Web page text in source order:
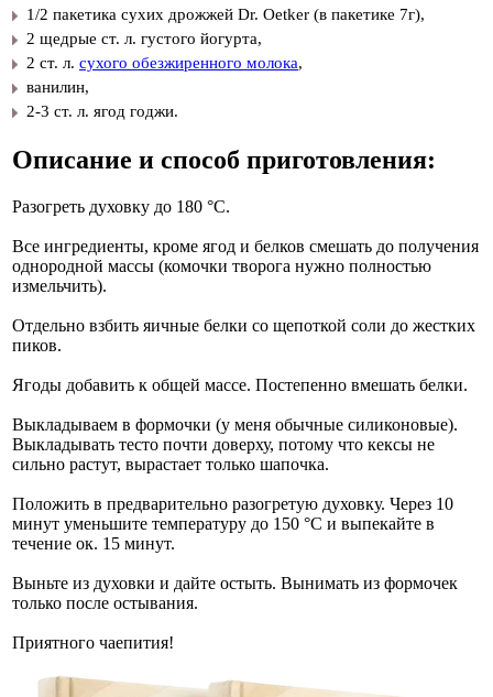
1/2 пакетика сухих дрожжей Dr. Oetker (в пакетике 7г),
2 щедрые ст. л. густого йогурта,
2 ст. л. сухого обезжиренного молока,
ванилин,
2-3 ст. л. ягод годжи.
Описание и способ приготовления:
Разогреть духовку до 180 °C.
Все ингредиенты, кроме ягод и белков смешать до получения
однородной массы (комочки творога нужно полностью
измельчить).
Отдельно взбить яичные белки со щепоткой соли до жестких
пиков.
Ягоды добавить к общей массе. Постепенно вмешать белки.
Выкладываем в формочки (у меня обычные силиконовые).
Выкладывать тесто почти доверху, потому что кексы не
сильно растут, вырастает только шапочка.
Положить в предварительно разогретую духовку. Через 10
минут уменьшите температуру до 150 °С и выпекайте в
течение ок. 15 минут.
Выньте из духовки и дайте остыть. Вынимать из формочек
только после остывания.
Приятного чаепития!